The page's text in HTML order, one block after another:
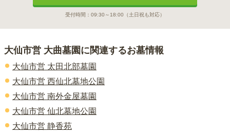
受付時間： 09:30～18:00 （土日祝も対応）
大仙市営 大曲墓園に関連するお墓情報
大仙市営 太田北部墓園
大仙市営 西仙北墓地公園
大仙市営 南外金屋墓園
大仙市営 仙北墓地公園
大仙市営 静香苑